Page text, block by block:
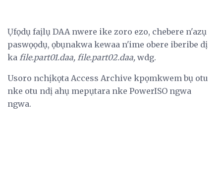
Ụfọdụ faịlụ DAA nwere ike zoro ezo, chebere n'azụ
paswọọdụ, ọbụnakwa kewaa n'ime obere iberibe dị
ka file.part01.daa, file.part02.daa, wdg.
Usoro nchịkọta Access Archive kpọmkwem bụ otu
nke otu ndị ahụ mepụtara nke PowerISO ngwa
ngwa.